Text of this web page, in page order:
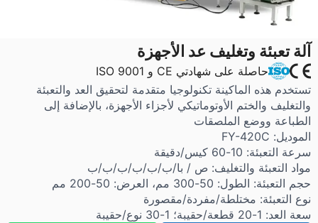
آلة تعبئة وتغليف عد الأجهزة
حاصلة على شهادتي CE و ISO 9001
تستخدم هذه الماكينة تكنولوجيا متقدمة لتحقيق العد والتعبئة
والتغليف والختم الأوتوماتيكي لأجزاء الأجهزة، بالإضافة إلى
الطباعة ووضع الملصقات
الموديل: FY-420C
سرعة التعبئة: 10-60 كيس/دقيقة
مواد التعبئة والتغليف: ص / با/ب/ب/ب/ب/ب/ب
حجم التعبئة: الطول: 50-300 مم، العرض: 50-200 مم
نوع التعبئة: مختلطة/مفردة/مقصورة
سعة العد: 1-20 قطعة/حقيبة؛ 1-30 نوع/حقيبة